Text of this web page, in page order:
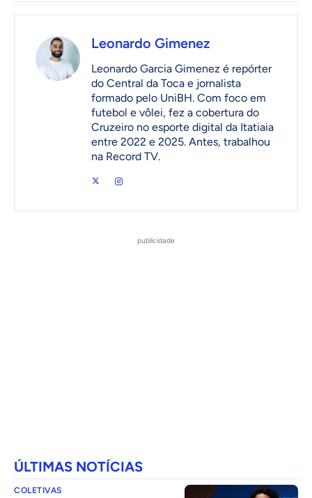
Leonardo Gimenez
Leonardo Garcia Gimenez é repórter
do Central da Toca e jornalista
formado pelo UniBH. Com foco em
futebol e vôlei, fez a cobertura do
Cruzeiro no esporte digital da Itatiaia
entre 2022 e 2025. Antes, trabalhou
na Record TV.
publicidade
ÚLTIMAS NOTÍCIAS
COLETIVAS